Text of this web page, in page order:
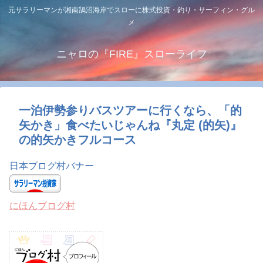
元サラリーマンが湘南鵠沼海岸でスローに株式投資・釣り・サーフィン・グル
メ
ニャロの『FIRE』スローライフ
一泊伊勢参りバスツアーに行くなら、「的
矢かき」食べたいじゃんね『丸定 (的矢)』
の的矢かきフルコース
日本ブログ村バナー
にほんブログ村